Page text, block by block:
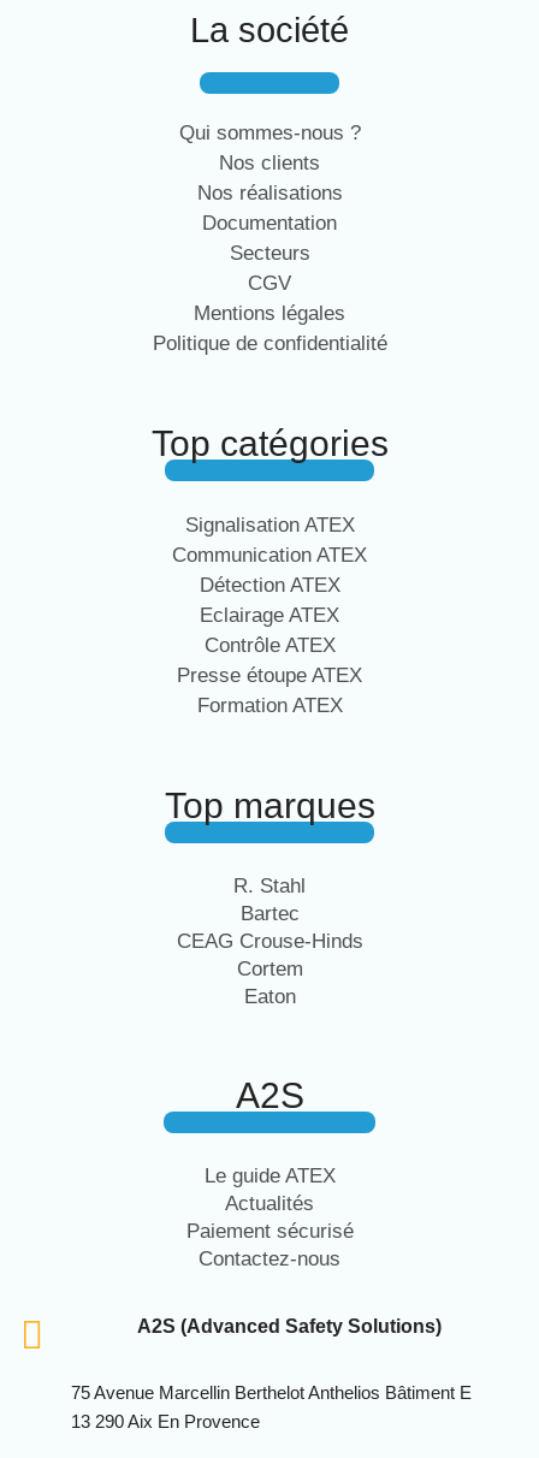
La société
Qui sommes-nous ?
Nos clients
Nos réalisations
Documentation
Secteurs
CGV
Mentions légales
Politique de confidentialité
Top catégories
Signalisation ATEX
Communication ATEX
Détection ATEX
Eclairage ATEX
Contrôle ATEX
Presse étoupe ATEX
Formation ATEX
Top marques
R. Stahl
Bartec
CEAG Crouse-Hinds
Cortem
Eaton
A2S
Le guide ATEX
Actualités
Paiement sécurisé
Contactez-nous
A2S (Advanced Safety Solutions)
75 Avenue Marcellin Berthelot Anthelios Bâtiment E
13 290 Aix En Provence